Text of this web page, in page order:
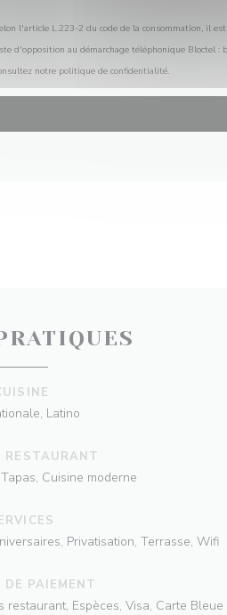
l'article L.223-2 du code de la consommation, il
d'opposition au démarchage téléphonique Bloctel :
notre politique de confidentialité.
Latino
RESTAURANT
Cuisine moderne
Privatisation, Terrasse, Wifi
DE PAIEMENT
restaurant, Espèces, Visa, Carte Bleue